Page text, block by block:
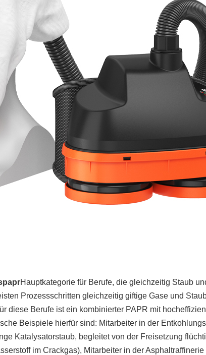
Hauptkategorie für Berufe, die gleichzeitig Staub
Prozessschritten gleichzeitig giftige Gase und
diese Berufe ist ein kombinierter PAPR mit
Beispiele hierfür sind: Mitarbeiter in der
Katalysatorstaub, begleitet von der Freisetzung
im Crackgas), Mitarbeiter in der